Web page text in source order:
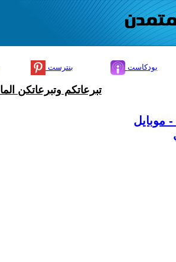
بنترست بودكاست
تبرعاتكم وتبرعاتكن
- موبايل